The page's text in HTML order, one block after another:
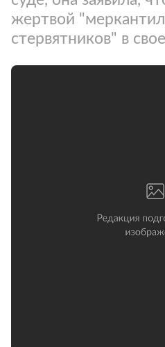
жертвой
стервятников" в